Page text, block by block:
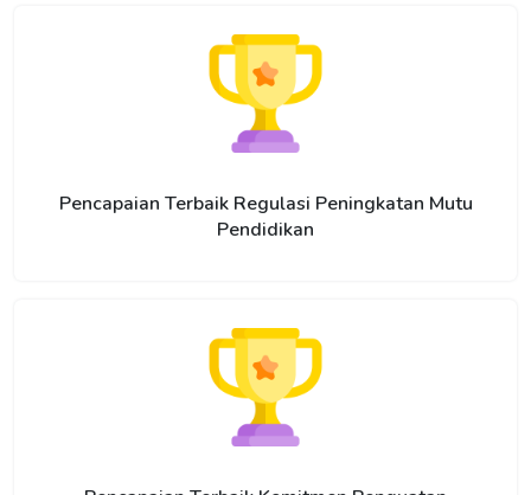
Pencapaian Terbaik Regulasi Peningkatan Mutu
Pendidikan